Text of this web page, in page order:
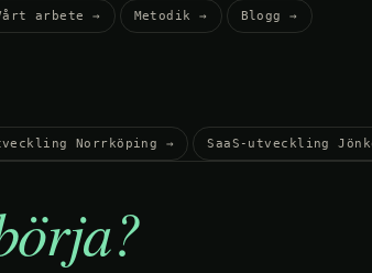
arbete → Metodik → Blogg →
Norrköping → SaaS-utveckling